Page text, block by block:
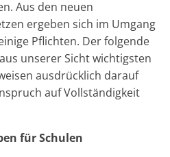
Aus den neuen
ergeben sich im Umgang
Pflichten. Der folgende
unserer Sicht wichtigsten
ausdrücklich darauf
auf Vollständigkeit
für Schulen